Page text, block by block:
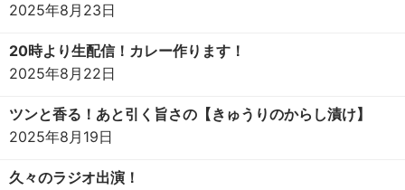
2025年8月23日
20時より生配信！カレー作ります！
2025年8月22日
ツンと香る！あと引く旨さの【きゅうりのからし漬け】
2025年8月19日
久々のラジオ出演！